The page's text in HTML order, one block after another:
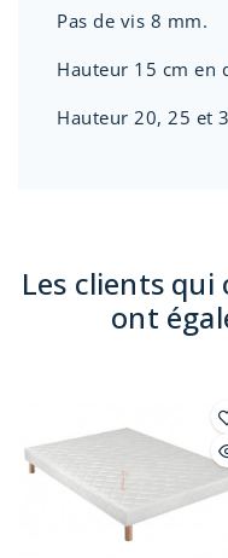
Pas de vis 8 mm.
Hauteur 15 cm en
Hauteur 20, 25 et
Les clients
ont